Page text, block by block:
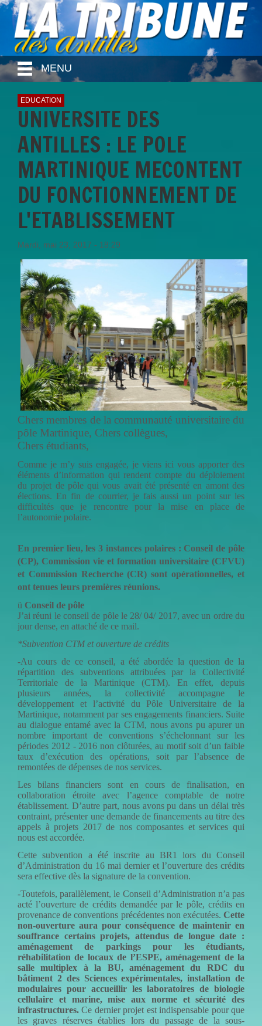
MENU
EDUCATION
UNIVERSITE DES
ANTILLES : LE POLE
MARTINIQUE MECONTENT
DU FONCTIONNEMENT DE
L'ETABLISSEMENT
Mardi, mai 23, 2017 - 18:29
Chers membres de la communauté universitaire du
pôle Martinique, Chers collègues,
Chers étudiants,
Comme je m’y suis engagée, je viens ici vous apporter des
éléments d’information qui rendent compte du déploiement
du projet de pôle qui vous avait été présenté en amont des
élections. En fin de courrier, je fais aussi un point sur les
difficultés que je rencontre pour la mise en place de
l’autonomie polaire.
En premier lieu, les 3 instances polaires : Conseil de pôle
(CP), Commission vie et formation universitaire (CFVU)
et Commission Recherche (CR) sont opérationnelles, et
ont tenues leurs premières réunions.
ü Conseil de pôle
J’ai réuni le conseil de pôle le 28/ 04/ 2017, avec un ordre du
jour dense, en attaché de ce mail.
*Subvention CTM et ouverture de crédits
-Au cours de ce conseil, a été abordée la question de la
répartition des subventions attribuées par la Collectivité
Territoriale de la Martinique (CTM). En effet, depuis
plusieurs années, la collectivité accompagne le
développement et l’activité du Pôle Universitaire de la
Martinique, notamment par ses engagements financiers. Suite
au dialogue entamé avec la CTM, nous avons pu apurer un
nombre important de conventions s’échelonnant sur les
périodes 2012 - 2016 non clôturées, au motif soit d’un faible
taux d’exécution des opérations, soit par l’absence de
remontées de dépenses de nos services.
Les bilans financiers sont en cours de finalisation, en
collaboration étroite avec l’agence comptable de notre
établissement. D’autre part, nous avons pu dans un délai très
contraint, présenter une demande de financements au titre des
appels à projets 2017 de nos composantes et services qui
nous est accordée.
Cette subvention a été inscrite au BR1 lors du Conseil
d’Administration du 16 mai dernier et l’ouverture des crédits
sera effective dès la signature de la convention.
-Toutefois, parallèlement, le Conseil d’Administration n’a pas
acté l’ouverture de crédits demandée par le pôle, crédits en
provenance de conventions précédentes non exécutées. Cette
non-ouverture aura pour conséquence de maintenir en
souffrance certains projets, attendus de longue date :
aménagement de parkings pour les étudiants,
réhabilitation de locaux de l’ESPE, aménagement de la
salle multiplex à la BU, aménagement du RDC du
bâtiment 2 des Sciences expérimentales, installation de
modulaires pour accueillir les laboratoires de biologie
cellulaire et marine, mise aux norme et sécurité des
infrastructures.Ce dernier projet est indispensable pour que
les graves réserves établies lors du passage de la sous-